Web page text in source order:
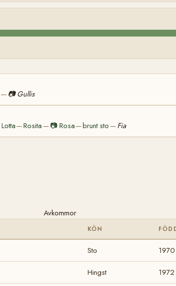
— 📷 Gullis
Lotta—Rosita — 📷 Rosa—brunt sto — Fia
Avkommor
KÖN
Sto 1970
Hingst 1972